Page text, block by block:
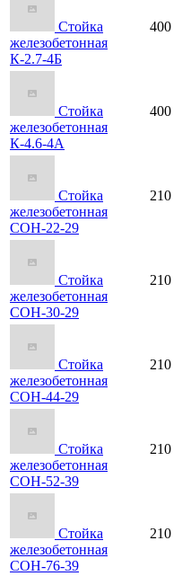
Стойка
железобетонная
К-2.7-4Б
400
Стойка
железобетонная
К-4.6-4А
400
Стойка
железобетонная
СОН-22-29
210
Стойка
железобетонная
СОН-30-29
210
Стойка
железобетонная
СОН-44-29
210
Стойка
железобетонная
СОН-52-39
210
Стойка
железобетонная
СОН-76-39
210